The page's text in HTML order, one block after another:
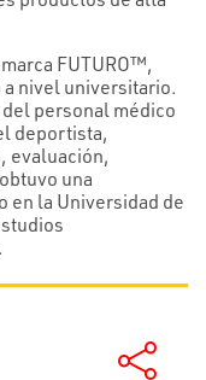
FUTURO™,
nivel universitario.
personal médico
deportista,
evaluación,
una
en la Universidad de